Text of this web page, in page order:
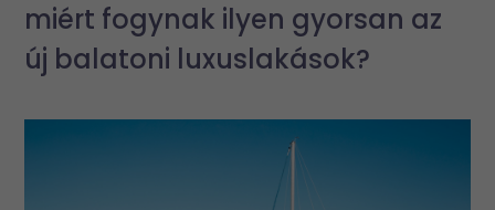
miért fogynak ilyen gyorsan az
új balatoni luxuslakások?